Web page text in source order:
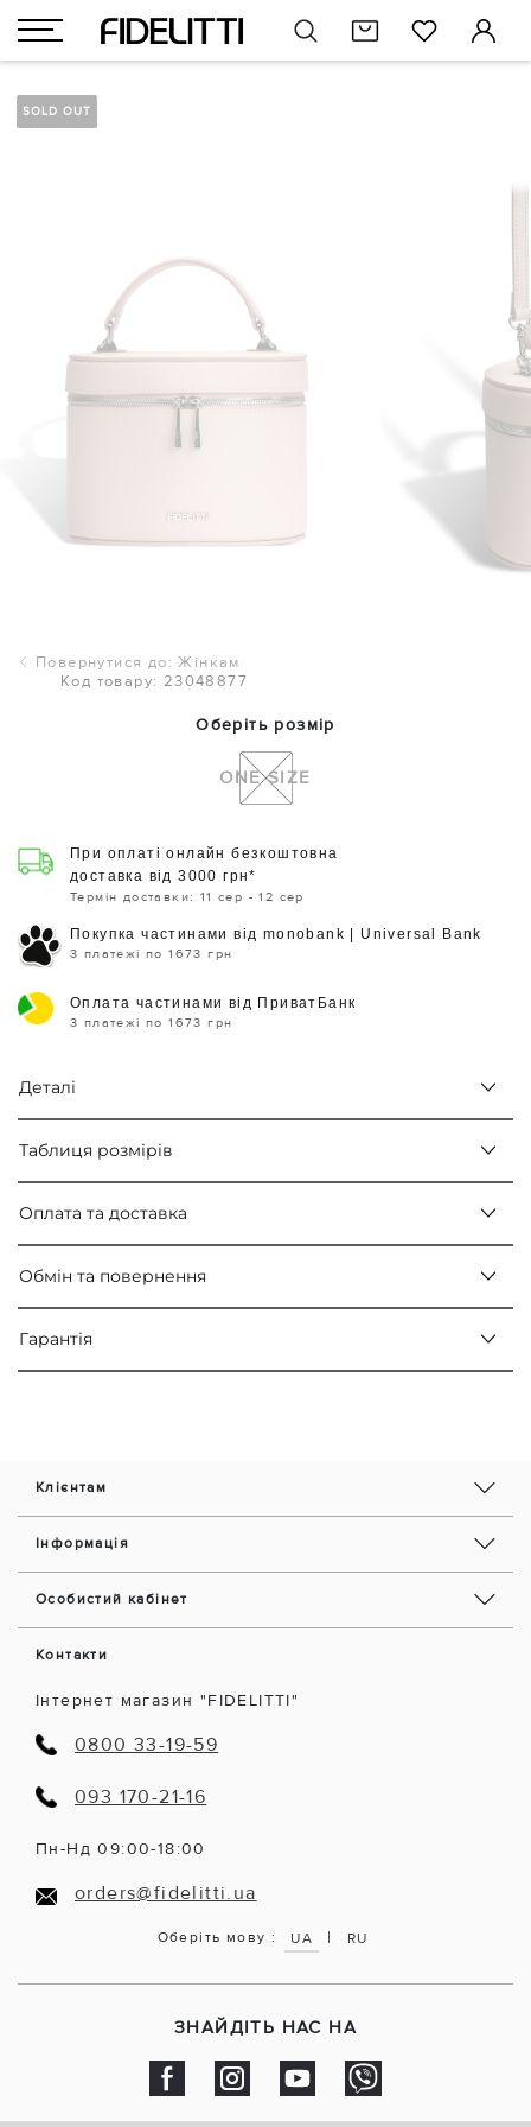
SOLD OUT
Повернутися до: Жінкам
Код товару: 23048877
Оберіть розмір
ONE SIZE
При оплаті онлайн безкоштовна
доставка від 3000 грн*
Термін доставки: 11 сер - 12 сер
Покупка частинами від monobank | Universal Bank
3 платежі по 1673 грн
Оплата частинами від ПриватБанк
3 платежі по 1673 грн
Деталі
Таблиця розмірів
Оплата та доставка
Обмін та повернення
Гарантія
Клієнтам
Інформація
Особистий кабінет
Контакти
Інтернет магазин "FIDELITTI"
0800 33-19-59
093 170-21-16
Пн-Нд 09:00-18:00
orders@fidelitti.ua
Оберіть мову : UA | RU
ЗНАЙДІТЬ НАС НА